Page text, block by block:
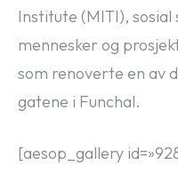
Institute (MITI),
mennesker og
som renoverte en av
gatene i Funchal.
[aesop_gallery